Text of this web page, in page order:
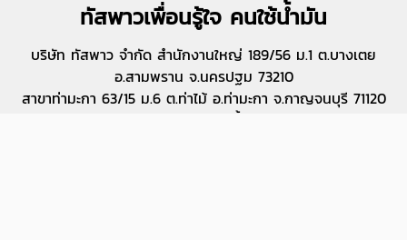
ทัสพาวเพื่อนรู้ใจ คนใช้น้ำมัน
บริษัท ทัสพาว จำกัด สำนักงานใหญ่ 189/56 ม.1 ต.บางเตย
อ.สามพราน จ.นครปฐม 73210
สาขาท่ามะกา 63/15 ม.6 ต.ท่าไม้ อ.ท่ามะกา จ.กาญจนบุรี 71120